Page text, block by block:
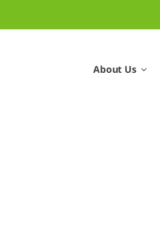
About Us